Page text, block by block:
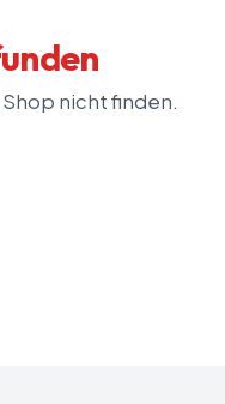
nicht finden.